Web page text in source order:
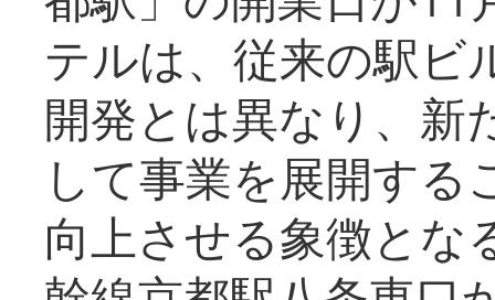
テルは、従来の駅ビ
開発とは異なり、新
して事業を展開する
向上させる象徴とな